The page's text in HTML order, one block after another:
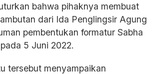
bahwa pihaknya membuat
dari Ida Penglingsir Agung
pembentukan formatur Sabha
5 Juni 2022.
tersebut menyampaikan